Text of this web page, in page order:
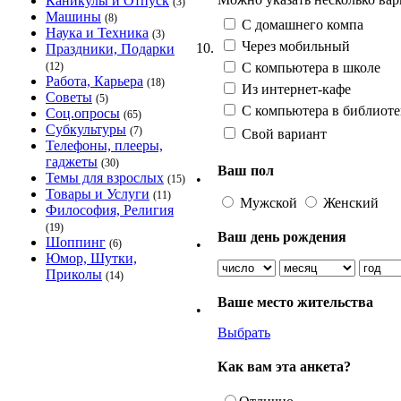
Машины (8)
Наука и Техника (3)
Праздники, Подарки
(12)
Работа, Карьера (18)
Советы (5)
Соц.опросы (65)
Субкультуры (7)
Телефоны, плееры,
гаджеты (30)
Темы для взрослых (15)
Товары и Услуги (11)
Философия, Религия
(19)
Шоппинг (6)
Юмор, Шутки,
Приколы (14)
10.
С домашнего компа
Через мобильный
С компьютера в школе
Из интернет-кафе
С компьютера в
Свой вариант
•
Ваш пол
Мужской Женский
•
Ваш день рождения
•
Ваше место жительства
Выбрать
Как вам эта анкета?